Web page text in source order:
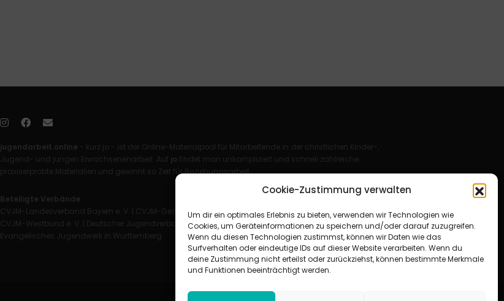
Cookie-Zustimmung verwalten
Um dir ein optimales Erlebnis zu bieten, verwenden wir Technologien wie
Cookies, um Geräteinformationen zu speichern und/oder darauf zuzugreifen.
Wenn du diesen Technologien zustimmst, können wir Daten wie das
Surfverhalten oder eindeutige IDs auf dieser Website verarbeiten. Wenn du
deine Zustimmung nicht erteilst oder zurückziehst, können bestimmte Merkmale
und Funktionen beeinträchtigt werden.
jugendarbeit.online - kurz jo - ist der Online-Materialpool für Mitarbeitende in der christlichen Kinder-,
Jugend- und jungen Erwachsenenarbeit. Auf jo findet man unkompliziert und schnell zahlreiche
praxiserprobte Materialien und gewinnt so Zeit für Beziehungsarbeit.
Beteiligte Verbände
CVJM-Landesverband Bayern e. V.
CVJM-Gesamtverband in Deutschland e. V.
CVJM-Westbund e. V.
Deutscher Jugendverband „Entschieden für Christus“ e. V.
Evangelisches Jugendwerk in Württemberg